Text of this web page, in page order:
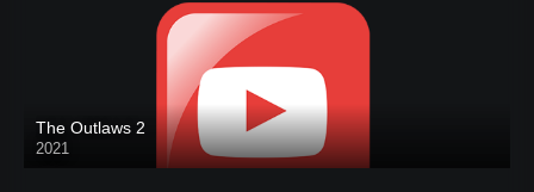
The Outlaws 2
2021